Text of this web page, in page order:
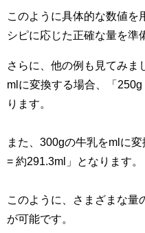
このように具体的な数値を
シピに応じた正確な量を準
さらに、他の例も見てみま
mlに変換する場合、「
ります。
また、300gの牛乳をmlに
= 約291.3ml」となります。
このように、さまざまな量
が可能です。